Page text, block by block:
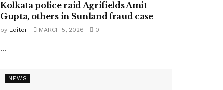
Kolkata police raid Agrifields Amit
Gupta, others in Sunland fraud case
by Editor MARCH 5, 2026 0
...
NEWS